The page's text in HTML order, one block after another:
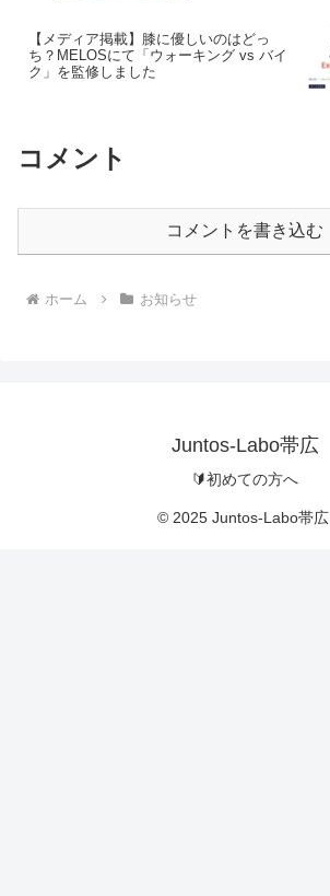
【メディア掲載】膝に優しいのはどっ
ち？MELOSにて「ウォーキング vs バイ
ク」を監修しました
コメント
コメントを書き込む
ホーム お知らせ
Juntos-Labo帯広
🔰初めての方へ
© 2025 Juntos-Labo帯広.